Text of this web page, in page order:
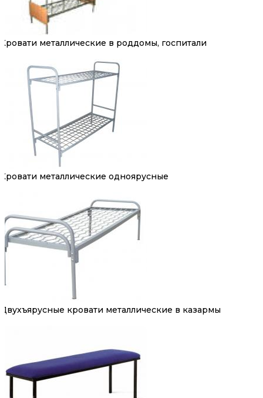
Кровати металлические в роддомы, госпитали
Кровати металлические одноярусные
Двухъярусные кровати металлические в казармы